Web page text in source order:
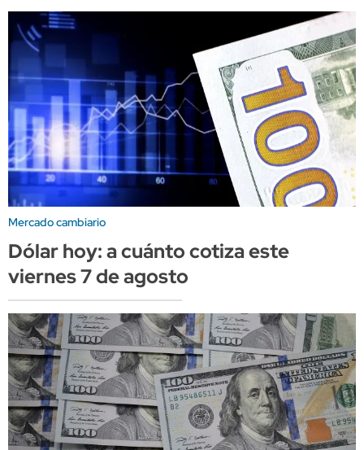
Mercado cambiario
Dólar hoy: a cuánto cotiza este
viernes 7 de agosto